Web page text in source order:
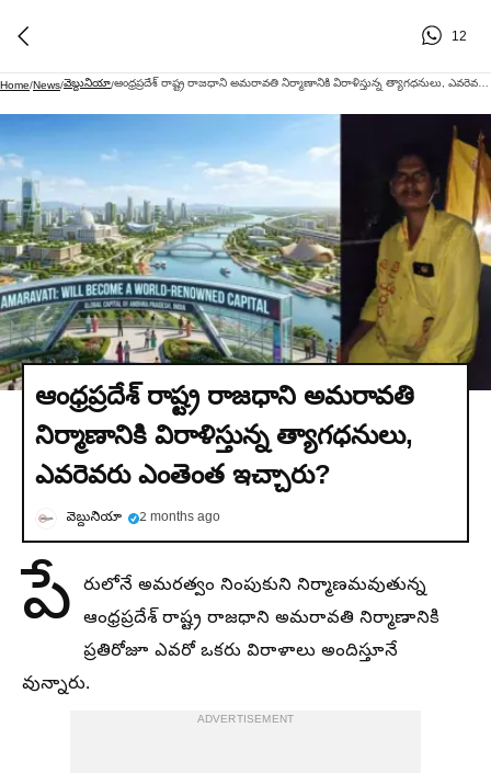
12
Home/News/వెబ్దునియా/
ఆంధ్రప్రదేశ్ రాష్ట్ర రాజధాని అమరావతి
నిర్మాణానికి విరాళిస్తున్న త్యాగధనులు,
ఎవరెవరు ఎంతెంత ఇచ్చారు?
వెబ్దునియా 2 months ago
పే రులోనే అమరత్వం నింపుకుని నిర్మాణమవుతున్న
ఆంధ్రప్రదేశ్ రాష్ట్ర రాజధాని అమరావతి నిర్మాణానికి
ప్రతిరోజూ ఎవరో ఒకరు విరాళాలు అందిస్తూనే
వున్నారు.
ADVERTISEMENT